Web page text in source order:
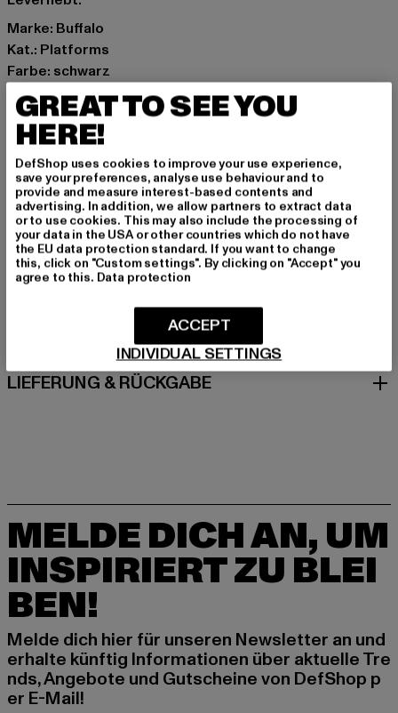
Marke: Buffalo
Kat.: Platforms
Farbe: schwarz
Hersteller Farbe: black
Obermaterial: sonstiges Material
Innenfutter: Textil
Art.Nr: PD00015602-00007
Hersteller: Buffalo Boots GmbH |service-de@buffalo-
boots.com
Schanzenstraße 41 | 51063 Köln | DE
GRÖSSE & PASSFORM
PFLEGEHINWEISE
LIEFERUNG & RÜCKGABE
MELDE DICH AN, UM
INSPIRIERT ZU BLEI
BEN!
Melde dich hier für unseren Newsletter an und
erhalte künftig Informationen über aktuelle Tre
nds, Angebote und Gutscheine von DefShop p
er E-Mail!
GREAT TO SEE YOU
HERE!
DefShop uses cookies to improve your use experience,
save your preferences, analyse use behaviour and to
provide and measure interest-based contents and
advertising. In addition, we allow partners to extract data
or to use cookies. This may also include the processing of
your data in the USA or other countries which do not have
the EU data protection standard. If you want to change
this, click on "Custom settings". By clicking on "Accept" you
agree to this. Data protection
INDIVIDUAL SETTINGS
ACCEPT